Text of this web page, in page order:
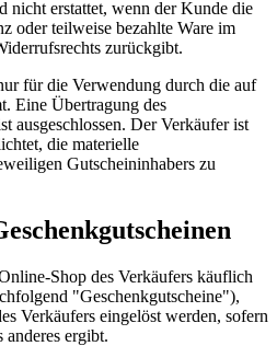
nicht erstattet, wenn der Kunde die
oder teilweise bezahlte Ware im
zurückgibt.
für die Verwendung durch die auf
Eine Übertragung des
ausgeschlossen. Der Verkäufer ist
die materielle
Gutscheininhabers zu
Shop des Verkäufers käuflich
"Geschenkgutscheine"),
Verkäufers eingelöst werden, sofern
anderes ergibt.